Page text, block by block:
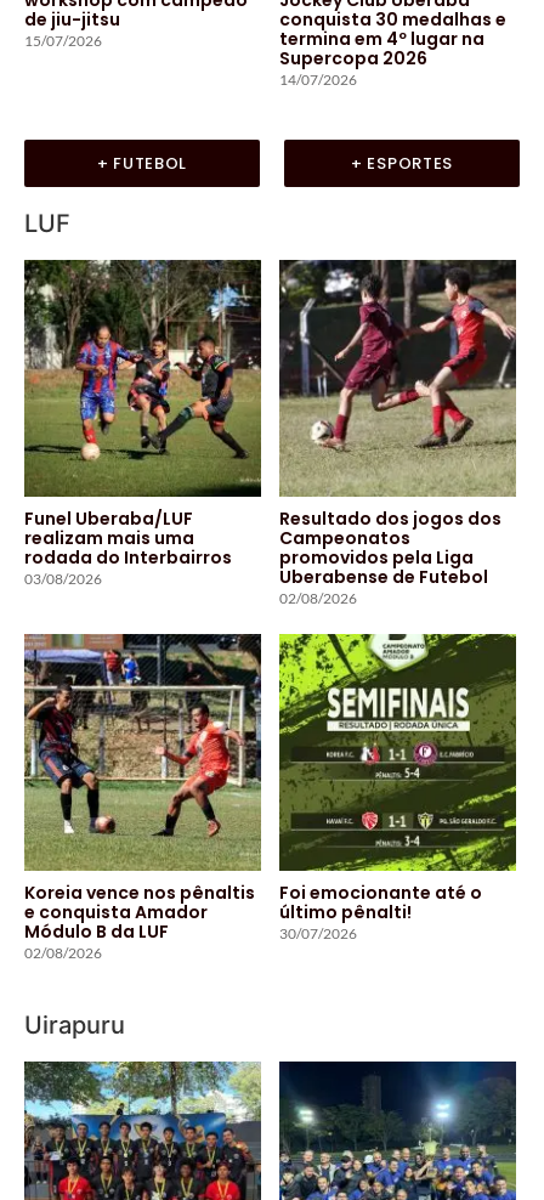
de jiu-jitsu
15/07/2026
conquista 30 medalhas e
termina em 4º lugar na
Supercopa 2026
14/07/2026
+ FUTEBOL + ESPORTES
LUF
Funel Uberaba/LUF
realizam mais uma
rodada do Interbairros
03/08/2026
Resultado dos jogos dos
Campeonatos
promovidos pela Liga
Uberabense de Futebol
02/08/2026
Koreia vence nos pênaltis
e conquista Amador
Módulo B da LUF
02/08/2026
Foi emocionante até o
último pênalti!
30/07/2026
Uirapuru